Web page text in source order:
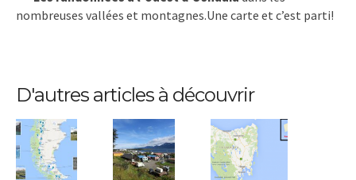
nombreuses vallées et montagnes.Une carte et c’est parti!
D'autres articles à découvrir